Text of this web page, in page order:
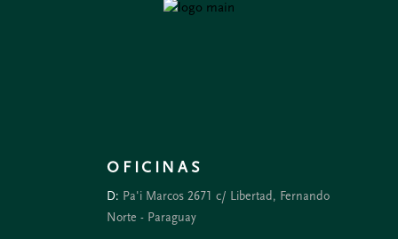
OFICINAS
D: Pa'i Marcos 2671 c/ Libertad, Fernando
Norte - Paraguay